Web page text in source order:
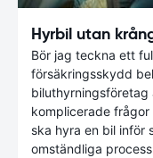
Hyrbil utan
Bör jag teckna ett
försäkringsskydd
biluthyrningsföretag
komplicerade
ska hyra en bil inför
omständliga